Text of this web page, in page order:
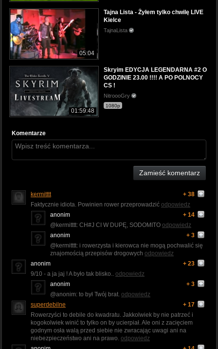
05:04
Tajna Lista - Żyłem tylko chwilę LIVE
Kielce
TajnaLista
01:59:48
Skryim EDYCJA LEGENDARNA #2 O
GODZINIE 23.00 !!!! A PO POLNOCY
CS !
NitroooGry
1080p
Komentarze
Zamieść komentarz
kermitttt
+ 38
Faktycznie idiota. Powinien rower przeprowadzić odpowiedz
anonim
+ 14
@kermitttt: CH#J CI W DUPĘ, SODOMITO odpowiedz
anonim
+ 3
@kermitttt: i rowerzysta i kierowca nie mogą pochwalić się
znajomością przepisów drogowych odpowiedz
anonim
+ 23
9/10 - a ja jaj ! A było tak blisko.. odpowiedz
anonim
+ 3
@anonim: to był Twój brat. odpowiedz
superdebilne
+ 17
Rowerzyści to debile do kwadratu. Jakkolwiek by nie patrzeć i
kogokolwiek winić to tylko on by ucierpiał. Ale oni z zacięciem
godnym osła walą przed siebie nie zwracając uwagi ani na
niebezpieczeństwo ani na prawo. odpowiedz